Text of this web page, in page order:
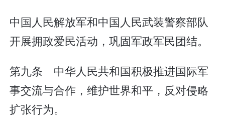
中国人民解放军和中国人民武装警察部队
开展拥政爱民活动，巩固军政军民团结。
第九条 中华人民共和国积极推进国际军
事交流与合作，维护世界和平，反对侵略
扩张行为。